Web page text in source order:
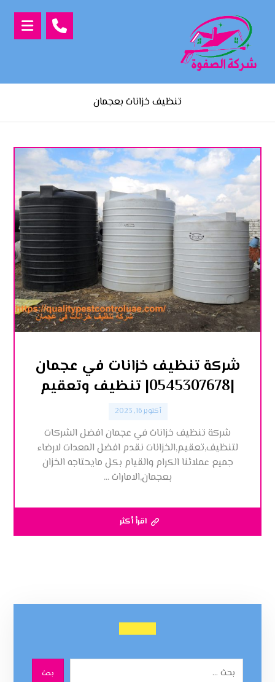
تنظيف خزانات بعجمان
شركة تنظيف خزانات في عجمان
|0545307678| تنظيف وتعقيم
أكتوبر 16, 2023
شركة تنظيف خزانات في عجمان افضل الشركات
لتنظيف,تعقيم,الخزانات نقدم افضل المعدات لارضاء
جميع عملائنا الكرام والقيام بكل مايحتاجه الخزان
بعجمان,الامارات ...
اقرأ أكثر
بحث